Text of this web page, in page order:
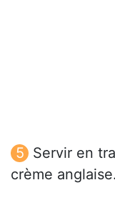
Servir en
crème anglaise.